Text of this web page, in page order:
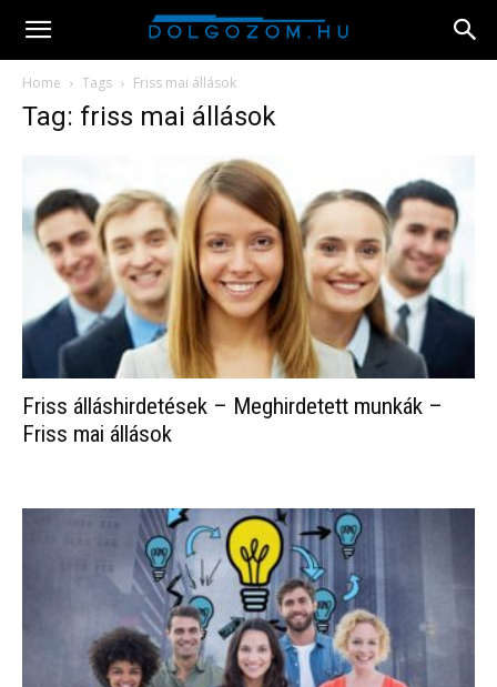
Home Tags Friss mai állások
Tag: friss mai állások
Friss álláshirdetések – Meghirdetett munkák –
Friss mai állások